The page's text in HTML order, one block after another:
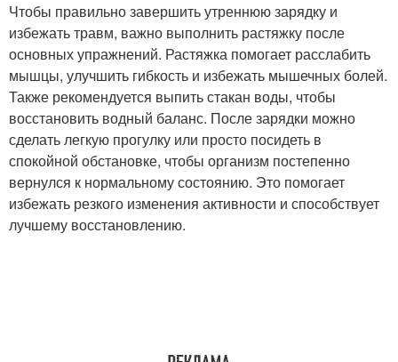
Чтобы правильно завершить утреннюю зарядку и
избежать травм, важно выполнить растяжку после
основных упражнений. Растяжка помогает расслабить
мышцы, улучшить гибкость и избежать мышечных болей.
Также рекомендуется выпить стакан воды, чтобы
восстановить водный баланс. После зарядки можно
сделать легкую прогулку или просто посидеть в
спокойной обстановке, чтобы организм постепенно
вернулся к нормальному состоянию. Это помогает
избежать резкого изменения активности и способствует
лучшему восстановлению.